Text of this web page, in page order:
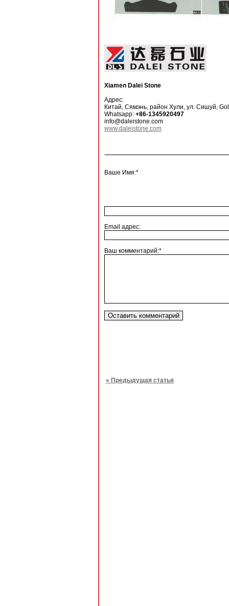
Xiamen Dalei Stone
Адрес:
Китай, Сямэнь, район Хули, ул. Сишуй,
Whatsapp: +86-1345920497
info@daleistone.com
www.daleistone.com
Ваше Имя:*
Email адрес:
Ваш комментарий:*
« Предыдущая статья